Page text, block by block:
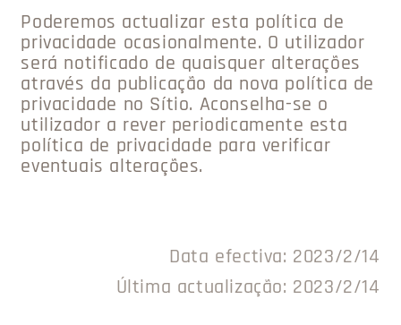
Poderemos actualizar esta política de
privacidade ocasionalmente. O utilizador
será notificado de quaisquer alterações
através da publicação da nova política de
privacidade no Sítio. Aconselha-se o
utilizador a rever periodicamente esta
política de privacidade para verificar
eventuais alterações.
Data efectiva: 2023/2/14
Última actualização: 2023/2/14